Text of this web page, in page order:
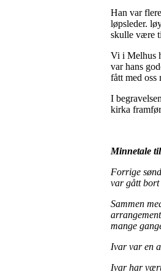
Han var
løpsleder.
skulle være
Vi i Melhus
var hans
fått med oss
I
kirka
Minnetale
Forrige
var gått bort
Sammen
mange
Ivar var en
Ivar har